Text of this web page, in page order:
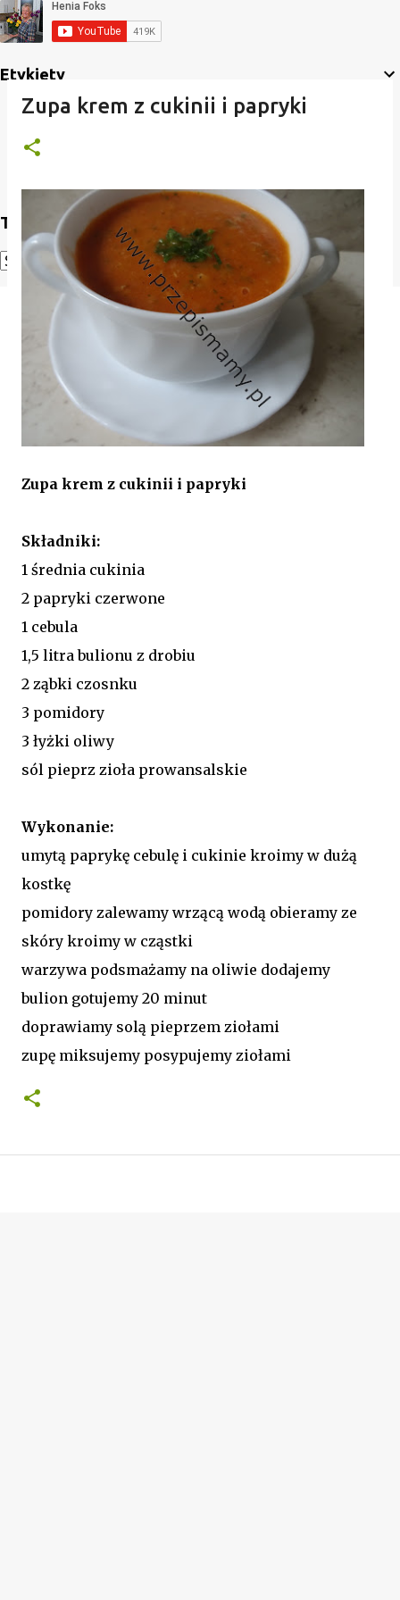
Etykiety
Translate
Powered by Translate
Zupa krem z cukinii i papryki
Zupa krem z cukinii i papryki
Składniki:
1 średnia cukinia
2 papryki czerwone
1 cebula
1,5 litra bulionu z drobiu
2 ząbki czosnku
3 pomidory
3 łyżki oliwy
sól pieprz zioła prowansalskie
Wykonanie:
umytą paprykę cebulę i cukinie kroimy w dużą
kostkę
pomidory zalewamy wrzącą wodą obieramy ze
skóry kroimy w cząstki
warzywa podsmażamy na oliwie dodajemy
bulion gotujemy 20 minut
doprawiamy solą pieprzem ziołami
zupę miksujemy posypujemy ziołami